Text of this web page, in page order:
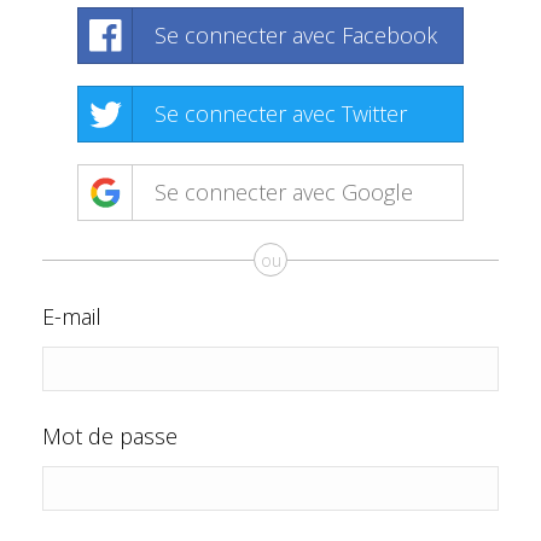
Se connecter avec Facebook
Se connecter avec Twitter
Se connecter avec Google
ou
E-mail
Mot de passe